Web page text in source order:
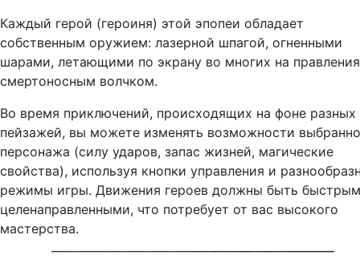
Каждый герой (героиня) этой эпопеи обладает
собственным ору­жием: лазерной шпагой, огнен­ными
шарами, летающими по экрану во многих на­
смертоносным волчком.
Во время приключений, происходящих на фоне разных
пейзажей, вы можете изменять возможности
персонажа (силу ударов, запас жизней, магические
свойства), используя кнопки управления и
режимы игры. Движения героев должны быть
целенаправленными, что потребует от вас высокого
мастерства.